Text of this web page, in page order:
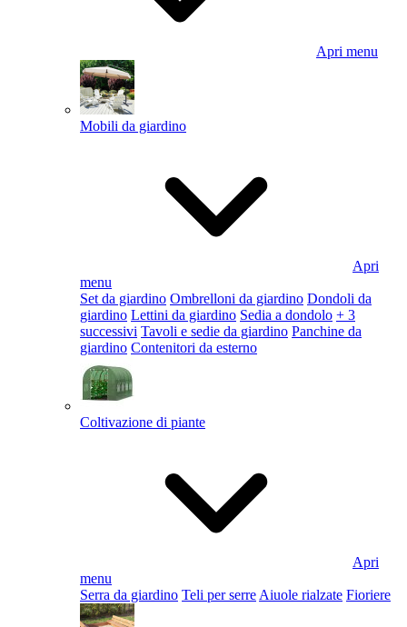
Apri menu
Mobili da giardino
Apri
menu
Set da giardino Ombrelloni da giardino Dondoli da
giardino Lettini da giardino Sedia a dondolo + 3
successivi Tavoli e sedie da giardino Panchine da
giardino Contenitori da esterno
Coltivazione di piante
Apri
menu
Serra da giardino Teli per serre Aiuole rialzate Fioriere